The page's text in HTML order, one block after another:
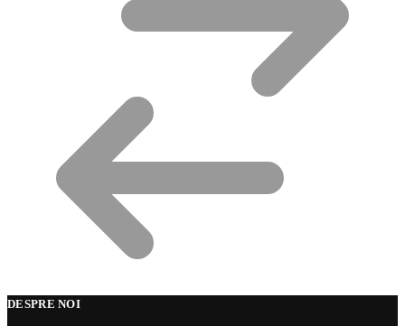
DESPRE NOI